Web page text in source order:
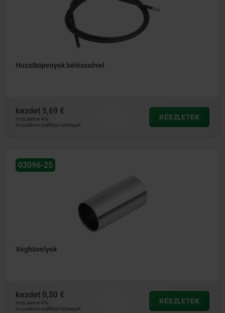
Huzalköpenyek béléscsővel
kezdet 5,69 €
hozzáértve Áfa
hozzáértve szállítási költségek
RÉSZLETEK
03096-25
Véghüvelyek
kezdet 0,50 €
hozzáértve Áfa
hozzáértve szállítási költségek
RÉSZLETEK